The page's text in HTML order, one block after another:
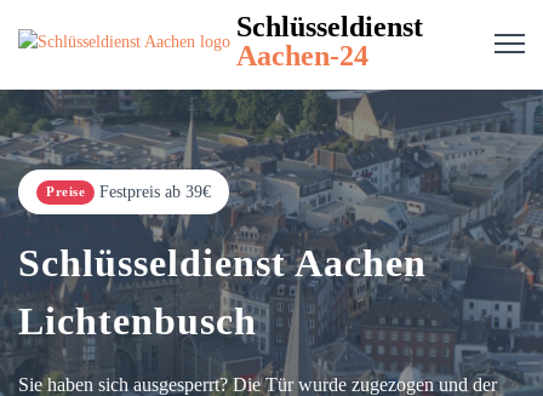
Schlüsseldienst
Aachen-24
Preise Festpreis ab 39€
Schlüsseldienst Aachen
Lichtenbusch
Sie haben sich ausgesperrt? Die Tür wurde zugezogen und der